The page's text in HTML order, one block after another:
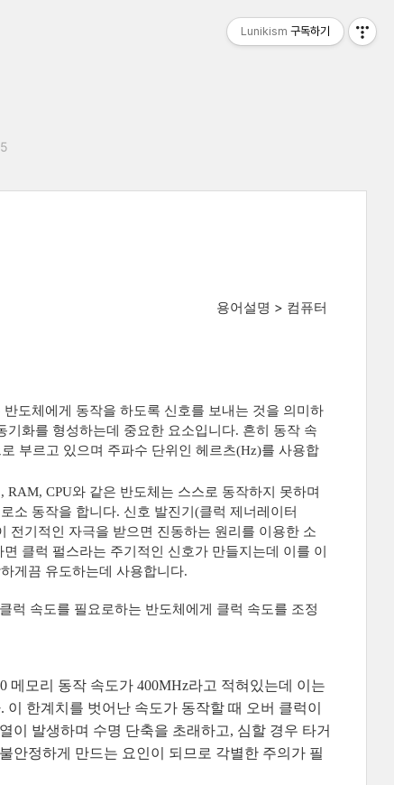
용어설명 > 컴퓨터
도체에게 동작을 하도록 신호를 보내는 것을 의미하
기화를 형성하는데 중요한 요소입니다. 흔히 동작 속
부르고 있으며 주파수 단위인 헤르츠(Hz)를 사용합
RAM, CPU와 같은 반도체는 스스로 동작하지 못하며
소 동작을 합니다. 신호 발진기(클럭 제너레이터
전기적인 자극을 받으면 진동하는 원리를 이용한 소
클럭 펄스라는 주기적인 신호가 만들지는데 이를 이
게끔 유도하는데 사용합니다.
럭 속도를 필요로하는 반도체에게 클럭 속도를 조정
메모리 동작 속도가 400MHz라고 적혀있는데 이는
한계치를 벗어난 속도가 동작할 때 오버 클럭이
이 발생하며 수명 단축을 초래하고, 심할 경우 타거
안정하게 만드는 요인이 되므로 각별한 주의가 필
Lunikism 구독하기